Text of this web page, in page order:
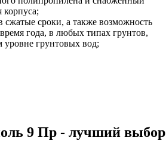
корпуса;
сроки, а также возможность
года, в любых типах грунтов,
уровне грунтовых вод;
9 Пр - лучший выбор